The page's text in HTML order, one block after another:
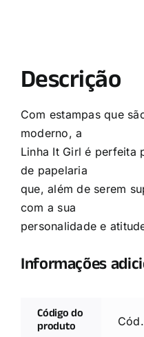
Descrição
Com estampas que
moderno, a
Linha It Girl é perfeita
de papelaria
que, além de serem
com a sua
personalidade e
Informações
Código do
produto